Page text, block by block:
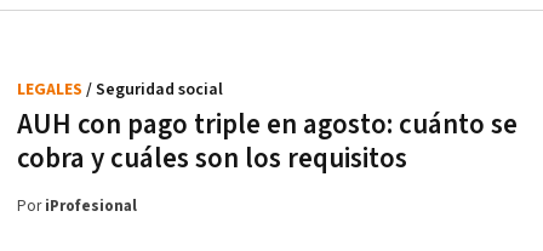
AUH con pago triple en agosto: cuánto se
cobra y cuáles son los requisitos
LEGALES / Seguridad social
PoriProfesional